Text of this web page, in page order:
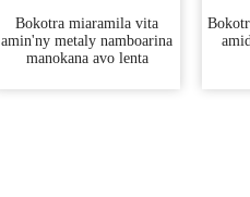
Bokotra miaramila vita
amin'ny metaly namboarina
manokana avo lenta